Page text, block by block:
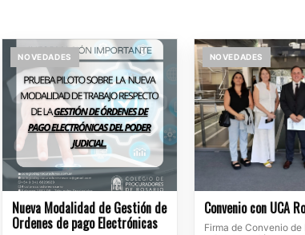
NOVEDADES
Nueva Modalidad de Gestión de
Ordenes de pago Electrónicas
NOVEDADES
Convenio con UCA
Firma de Convenio